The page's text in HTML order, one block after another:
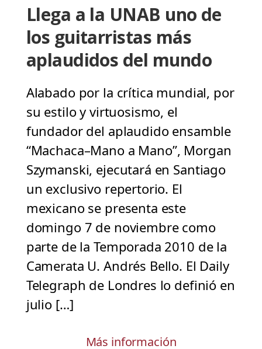
Llega a la UNAB uno de
los guitarristas más
aplaudidos del mundo
Alabado por la crítica mundial, por
su estilo y virtuosismo, el
fundador del aplaudido ensamble
“Machaca–Mano a Mano”, Morgan
Szymanski, ejecutará en Santiago
un exclusivo repertorio. El
mexicano se presenta este
domingo 7 de noviembre como
parte de la Temporada 2010 de la
Camerata U. Andrés Bello. El Daily
Telegraph de Londres lo definió en
julio […]
Más información